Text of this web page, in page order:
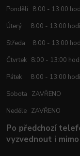
Pondělí 8:00 - 13:00
Úterý 8:00 - 13:00
Středa 8:00 - 13:00
Čtvrtek 8:00 - 13:00
Pátek 8:00 - 13:00
Sobota ZAVŘENO
Neděle ZAVŘENO
Po předchozí
vyzvednout i